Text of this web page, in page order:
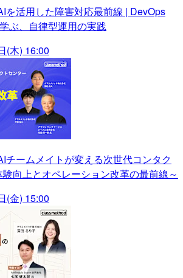
を活用した障害対応最前線 | DevOps
ぶ、自律型運用の実践
(木) 16:00
チームメイトが変える次世代コンタク
験向上とオペレーション改革の最前線～
(金) 15:00